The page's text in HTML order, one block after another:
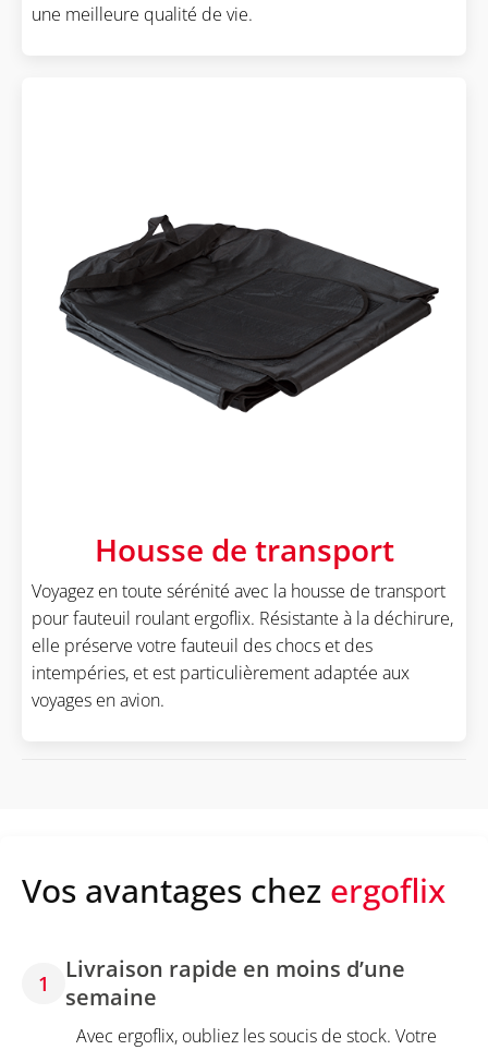
une meilleure qualité de vie.
Housse de transport
Voyagez en toute sérénité avec la housse de transport
pour fauteuil roulant ergoflix. Résistante à la déchirure,
elle préserve votre fauteuil des chocs et des
intempéries, et est particulièrement adaptée aux
voyages en avion.
Vos avantages chez ergoflix
1
Livraison rapide en moins d’une
semaine
Avec ergoflix, oubliez les soucis de stock. Votre